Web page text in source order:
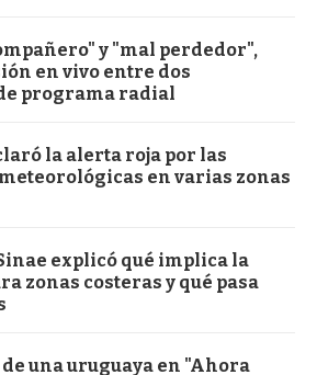
y "mal perdedor",
en vivo entre dos
programa radial
la alerta roja por las
en varias zonas
explicó qué implica la
zonas costeras y qué pasa
una uruguaya en "Ahora